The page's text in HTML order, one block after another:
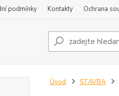
podmínky Kontakty Ochrana
Úvod STAVBA